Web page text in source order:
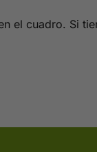
el cuadro. Si